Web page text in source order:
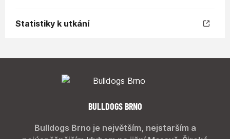
Statistiky k utkání
BULLDOGS BRNO
Bulldogs Brno je největším, nejstarším a